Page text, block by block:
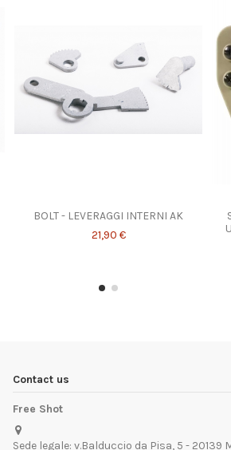
BOLT - LEVERAGGI INTERNI AK
21,90 €
Contact us
Free Shot
Sede legale: v.Balduccio da Pisa, 5 - 20139